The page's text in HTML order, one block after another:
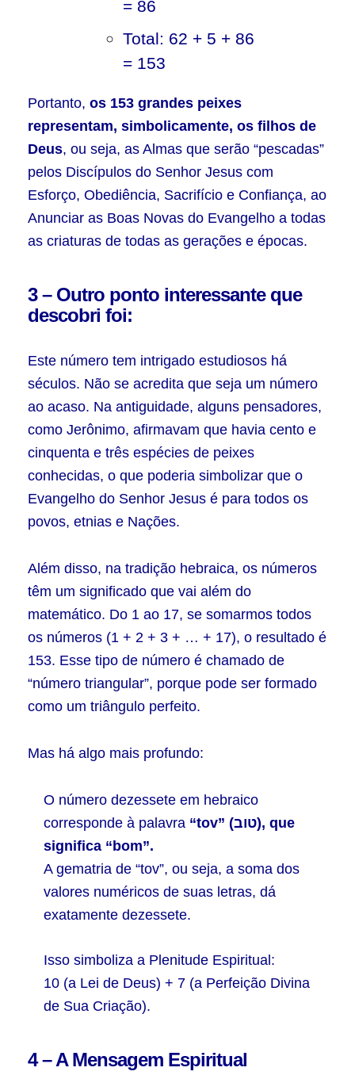
= 86
Total: 62 + 5 + 86
= 153
Portanto, os 153 grandes peixes
representam, simbolicamente, os filhos de
Deus, ou seja, as Almas que serão “pescadas”
pelos Discípulos do Senhor Jesus com
Esforço, Obediência, Sacrifício e Confiança, ao
Anunciar as Boas Novas do Evangelho a todas
as criaturas de todas as gerações e épocas.
3 – Outro ponto interessante que
descobri foi:
Este número tem intrigado estudiosos há
séculos. Não se acredita que seja um número
ao acaso. Na antiguidade, alguns pensadores,
como Jerônimo, afirmavam que havia cento e
cinquenta e três espécies de peixes
conhecidas, o que poderia simbolizar que o
Evangelho do Senhor Jesus é para todos os
povos, etnias e Nações.
Além disso, na tradição hebraica, os números
têm um significado que vai além do
matemático. Do 1 ao 17, se somarmos todos
os números (1 + 2 + 3 + … + 17), o resultado é
153. Esse tipo de número é chamado de
“número triangular”, porque pode ser formado
como um triângulo perfeito.
Mas há algo mais profundo:
O número dezessete em hebraico
corresponde à palavra “tov” (טוב), que
significa “bom”.
A gematria de “tov”, ou seja, a soma dos
valores numéricos de suas letras, dá
exatamente dezessete.
Isso simboliza a Plenitude Espiritual:
10 (a Lei de Deus) + 7 (a Perfeição Divina
de Sua Criação).
4 – A Mensagem Espiritual